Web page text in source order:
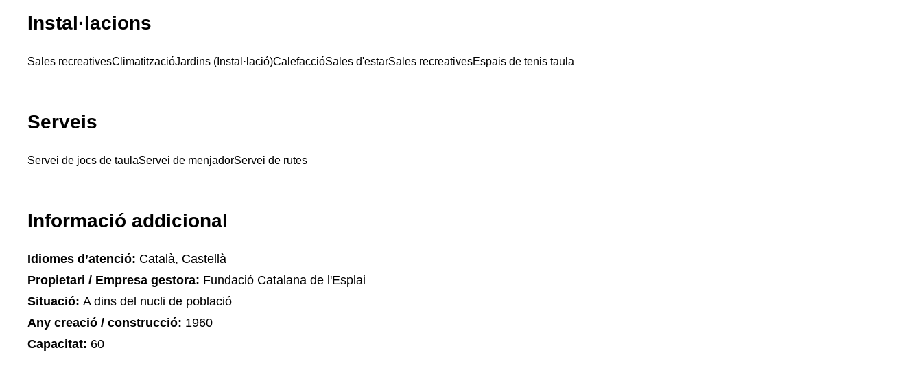
Instal·lacions
Sales recreativesClimatitzacióJardins (Instal·lació)CalefaccióSales d'estarSales recreativesEspais de tenis taula
Serveis
Servei de jocs de taulaServei de menjadorServei de rutes
Informació addicional
Idiomes d’atenció: Català, Castellà
Propietari / Empresa gestora: Fundació Catalana de l'Esplai
Situació: A dins del nucli de població
Any creació / construcció: 1960
Capacitat: 60